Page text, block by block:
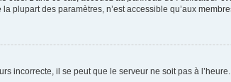
plupart des paramètres, n’est accessible qu’aux
incorrecte, il se peut que le serveur ne soit pas à